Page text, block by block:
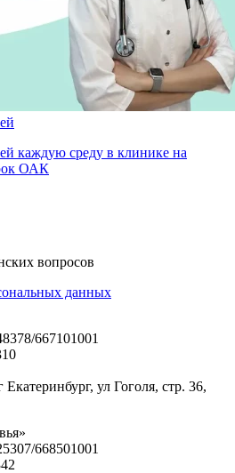
каждую среду в клинике на
ОАК
вопросов
данных
667101001
ул Гоголя, стр. 36,
668501001